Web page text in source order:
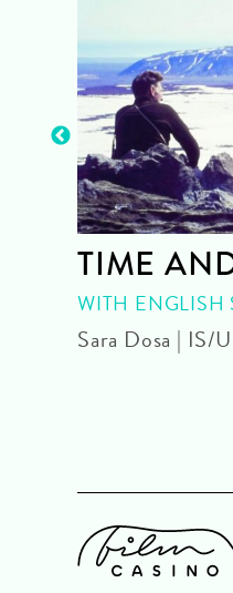
TIME
WITH ENGLISH
Sara Dosa | IS/